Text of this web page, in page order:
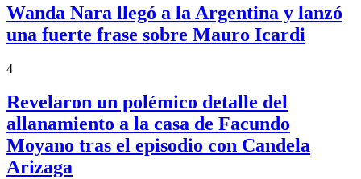
Wanda Nara llegó a la Argentina y lanzó
una fuerte frase sobre Mauro Icardi
4
Revelaron un polémico detalle del
allanamiento a la casa de Facundo
Moyano tras el episodio con Candela
Arizaga